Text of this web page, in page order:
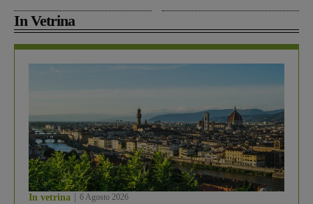
In Vetrina
In vetrina 6 Agosto 2026